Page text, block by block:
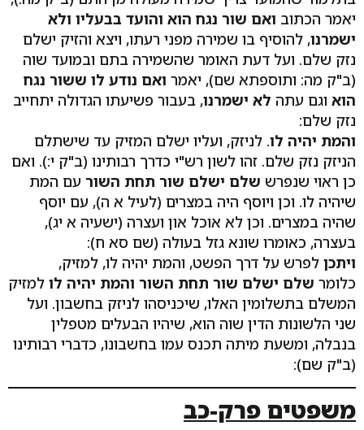
יאמר הכתוב ואם שור נגח הוא והועד בבעליו ולא
ישמרנו, להוסיף בו שמירה מפני רעתו, ויצא והזיק ישלם
נזק שלם. ועל דעת האומר שהשמירה בתם ובמועד שוה
(ב"ק מה: ותוספתא שם), יאמר ואם נודע לו ששור נגח
הוא וגם עתה לא ישמרנו, בעבור פשיעתו הגדולה יתחייב
נזק שלם:
והמת יהיה לו. לניזק, ועליו ישלם המזיק עד שישתלם
הניזק נזק שלם. זהו לשון רש"י כדרך רבותינו (ב"ק י:). ואם
כן ראוי שנפרש שלם ישלם שור תחת השור עם המת
שיהיה לו. וכן ויוסף היה במצרים (לעיל א ה), עם יוסף
שהיה במצרים. וכן לא אוכל און ועצרה (ישעיה א יג),
בעצרה, כאומרו שונא גזל בעולה (שם סא ח):
ויתכן לפרש על דרך הפשט, והמת יהיה לו, למזיק,
כלומר שלם ישלם שור תחת השור והמת יהיה לו למזיק
המשלם בתשלומין האלו, שיכניסהו לניזק בחשבון. ועל
שני הלשונות הדין שוה הוא, שיהיו הבעלים מטפלין
בנבלה, ומשעת מיתה תכנס עמו בחשבונו, כדברי רבותינו
(ב"ק שם):
משפטים פרק-כב